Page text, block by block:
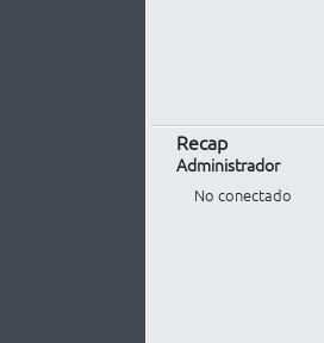
Recap
Administrador
No conectado